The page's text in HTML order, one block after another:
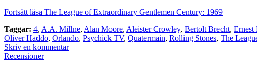
Fortsätt läsa The League of Extraordinary Gentlemen Century: 1969
Taggar: 4, A.A. Millne, Alan Moore, Aleister Crowley, Bertolt Brecht, Ernest
Oliver Haddo, Orlando, Psychick TV, Quatermain, Rolling Stones, The
Skriv en kommentar
Recensioner